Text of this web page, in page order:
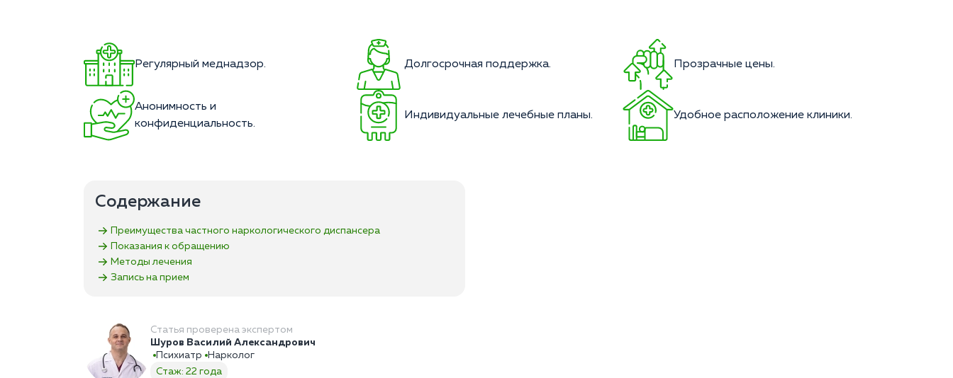
Регулярный меднадзор. Долгосрочная поддержка. Прозрачные цены.
Анонимность и
конфиденциальность.
Индивидуальные лечебные планы. Удобное расположение клиники.
Содержание
Преимущества частного наркологического диспансера
Показания к обращению
Методы лечения
Запись на прием
Статья проверена экспертом
Шуров Василий Александрович
Психиатр
Нарколог
Стаж: 22 года